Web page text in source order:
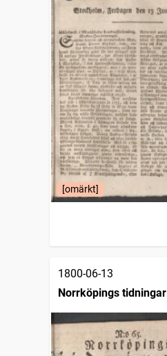
[omärkt]
1800-06-13
Norrköpings tidningar